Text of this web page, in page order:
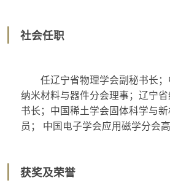
社会任职
任辽宁省物理学会副秘书长；
纳米材料与器件分会理事；辽宁
书长；中国稀土学会固体科学与
员； 中国电子学会应用磁学分会高
获奖及荣誉